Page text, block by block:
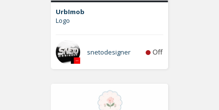
UrbImob
Logo
snetodesigner Off